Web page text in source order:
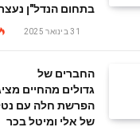
בתחום הנדל"ן
31 בינואר 2025
החברים של
גדולים מהחיים
הפרשת חלה עם
של אלי ומיטל בכר